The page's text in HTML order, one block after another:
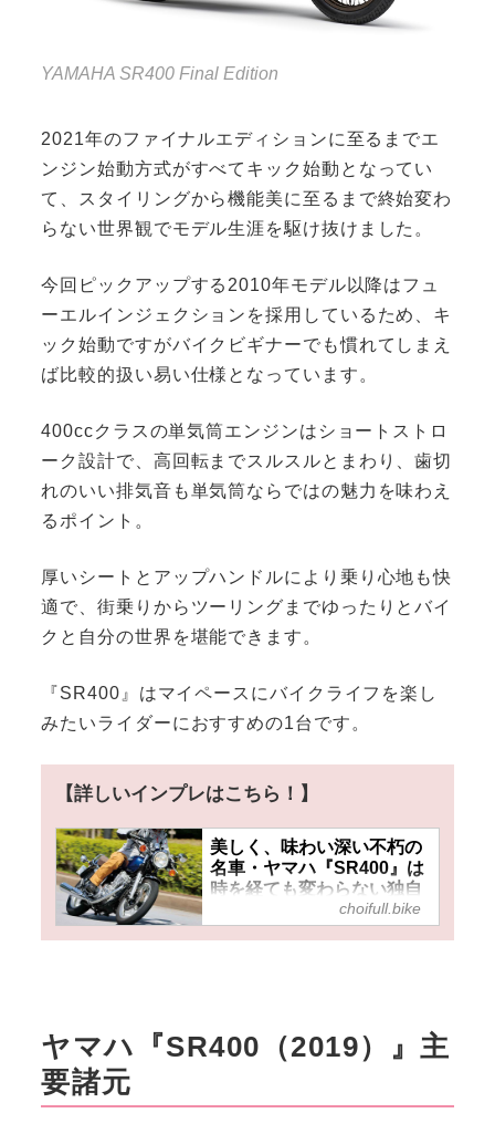
YAMAHA SR400 Final Edition
2021年のファイナルエディションに至るまでエ
ンジン始動方式がすべてキック始動となってい
て、スタイリングから機能美に至るまで終始変わ
らない世界観でモデル生涯を駆け抜けました。
今回ピックアップする2010年モデル以降はフュ
ーエルインジェクションを採用しているため、キ
ック始動ですがバイクビギナーでも慣れてしまえ
ば比較的扱い易い仕様となっています。
400ccクラスの単気筒エンジンはショートストロ
ーク設計で、高回転までスルスルとまわり、歯切
れのいい排気音も単気筒ならではの魅力を味わえ
るポイント。
厚いシートとアップハンドルにより乗り心地も快
適で、街乗りからツーリングまでゆったりとバイ
クと自分の世界を堪能できます。
『SR400』はマイペースにバイクライフを楽し
みたいライダーにおすすめの1台です。
【詳しいインプレはこちら！】
美しく、味わい深い不朽の
名車・ヤマハ『SR400』は
時を経ても変わらない独自
の世界観が魅力！choifull.bike
ヤマハ『SR400（2019）』主
要諸元